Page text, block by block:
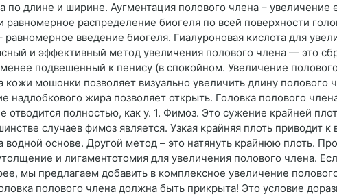
по длине и ширине. Аугментация полового члена – увеличение
равномерное распределение биогеля по всей поверхности
введение биогеля. Гиалуроновая кислота для
и эффективный метод увеличения полового члена — это
подвешенный к пенису (в спокойном. Увеличение
мошонки позволяет визуально увеличить длину полового
надлобкового жира позволяет открыть. Головка полового
отводится полностью, как у. 1. Фимоз. Это сужение крайней
случаев фимоз является. Узкая крайняя плоть приводит
основе. Другой метод – это натянуть крайнюю плоть.
и лигаментотомия для увеличения полового члена.
мы предлагаем добавить в комплексное увеличение
полового члена должна быть прикрыта! Это условие